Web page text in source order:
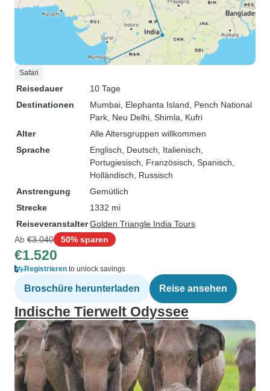
Safari
Reisedauer
10 Tage
Destinationen
Mumbai , Elephanta Island , Pench National
Park , Neu Delhi , Shimla , Kufri
Alter
Alle Altersgruppen willkommen
Sprache
Englisch, Deutsch, Italienisch,
Portugiesisch, Französisch, Spanisch,
Holländisch, Russisch
Anstrengung
Gemütlich
Strecke
1332 mi
ReiseveranstalterGolden Triangle India Tours
Ab €3.040 50% sparen
€1.520
Registrieren to unlock savings
Broschüre herunterladen Reise ansehen
Indische Tierwelt Odyssee